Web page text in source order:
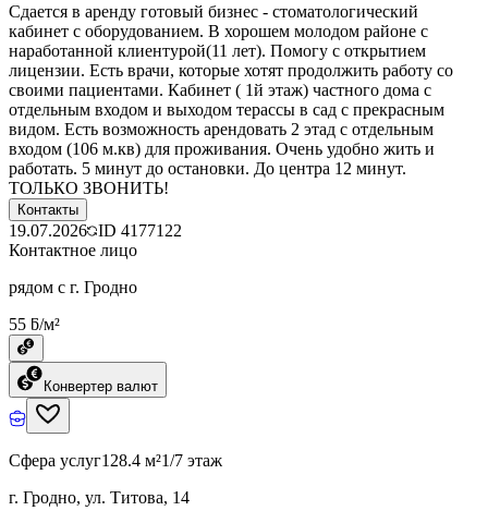
Сдается в аренду готовый бизнес - стоматологический
кабинет с оборудованием. В хорошем молодом районе с
наработанной клиентурой(11 лет). Помогу с открытием
лицензии. Есть врачи, которые хотят продолжить работу со
своими пациентами. Кабинет ( 1й этаж) частного дома с
отдельным входом и выходом терассы в сад с прекрасным
видом. Есть возможность арендовать 2 этад с отдельным
входом (106 м.кв) для проживания. Очень удобно жить и
работать. 5 минут до остановки. До центра 12 минут.
ТОЛЬКО ЗВОНИТЬ!
Контакты
19.07.2026 ID 4177122
Контактное лицо
рядом с г. Гродно
55 ƃ/м²
Конвертер валют
Сфера услуг128.4 м²1/7 этаж
г. Гродно, ул. Титова, 14